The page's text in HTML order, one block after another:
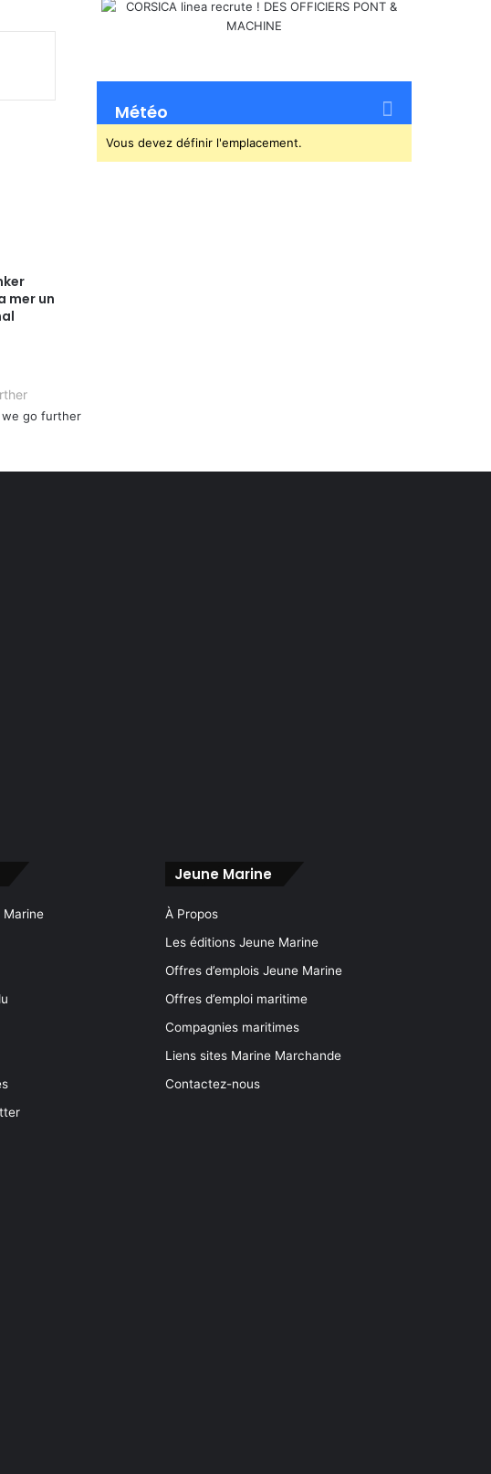
mer un
Météo
Vous devez définir l'emplacement.
Marine
Jeune Marine
À Propos
Les éditions Jeune Marine
Offres d’emplois Jeune Marine
Offres d’emploi maritime
Compagnies maritimes
Liens sites Marine Marchande
Contactez-nous